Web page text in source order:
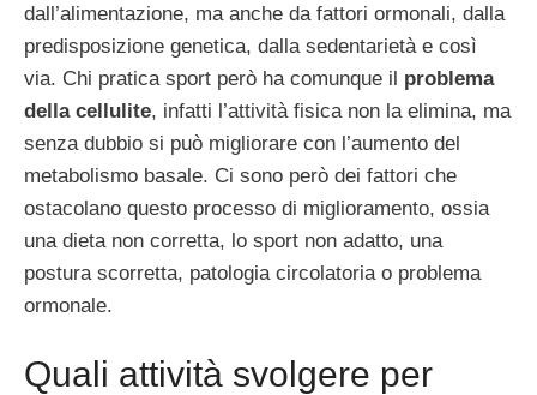
dall’alimentazione, ma anche da fattori ormonali, dalla
predisposizione genetica, dalla sedentarietà e così
via. Chi pratica sport però ha comunque il problema
della cellulite, infatti l’attività fisica non la elimina, ma
senza dubbio si può migliorare con l’aumento del
metabolismo basale. Ci sono però dei fattori che
ostacolano questo processo di miglioramento, ossia
una dieta non corretta, lo sport non adatto, una
postura scorretta, patologia circolatoria o problema
ormonale.
Quali attività svolgere per